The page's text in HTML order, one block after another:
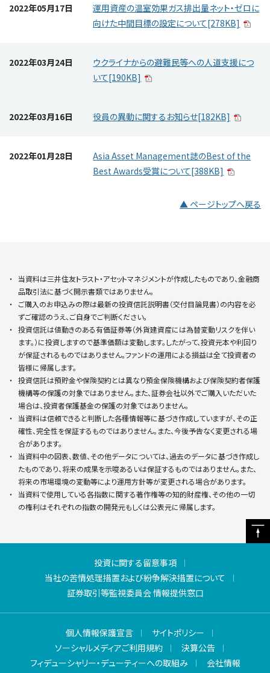
2022年05月17日
運用資産の温室効果ガス排出量ネット・ゼロに
向けた中間目標の設定について[278KB]
2022年03月24日
ウクライナからの避難民等への人道支援につ
いて[190KB]
2022年03月16日 役員の異動に関するお知らせ[182KB]
2022年01月28日
Asia Asset Management誌のBest of the
Best Awards受賞について[388KB]
▲ ページトップへ戻る
当資料は三井住友トラスト・アセットマネジメントが作成したものであり、金融商
品取引法に基づく開示書類ではありません。
ご購入のお申込みの際は最新の投資信託説明書（交付目論見書）の内容を必
ずご確認のうえ、ご自身でご判断ください。
投資信託は値動きのある有価証券等（外貨建資産には為替変動リスクを伴い
ます。）に投資しますので基準価額は変動します。したがって、投資元本や利回り
が保証されるものではありません。ファンドの運用による損益は全て投資者の
皆様に帰属します。
投資信託は預貯金や保険契約とは異なり預金保険機構および保険契約者保護
機構等の保護の対象ではありません。また、証券会社以外でご購入いただいた
場合は、投資者保護基金の保護の対象ではありません。
当資料は信頼できると判断した各種情報等に基づき作成していますが、その正
確性、完全性を保証するものではありません。また、今後予告なく変更される場
合があります。
当資料中の図表、数値、その他データについては、過去のデータに基づき作成し
たものであり、将来の成果を示唆あるいは保証するものではありません。また、
将来の市場環境の変動等により運用方針等が変更される場合があります。
当資料で使用している各指数に関する著作権等の知的財産権、その他の一切
の権利はそれぞれの指数の開発元もしくは公表元に帰属します。
投資に関する留意事項
当社の苦情処理措置および紛争解決措置について
証券取引等監視委員会 情報提供窓口
個人情報保護宣言
サイトポリシー
ソーシャルメディアご利用規約
決算公告
フィデューシャリー・デューティーへの取組み
会社情報